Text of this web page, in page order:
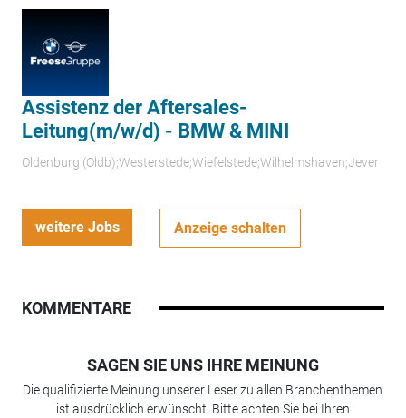
Assistenz der Aftersales-
Leitung(m/w/d) - BMW & MINI
Oldenburg (Oldb);Westerstede;Wiefelstede;Wilhelmshaven;Jever
weitere Jobs Anzeige schalten
KOMMENTARE
SAGEN SIE UNS IHRE MEINUNG
Die qualifizierte Meinung unserer Leser zu allen Branchenthemen
ist ausdrücklich erwünscht. Bitte achten Sie bei Ihren